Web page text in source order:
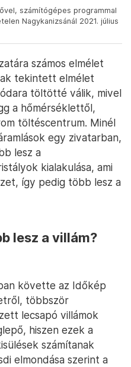
számítógépes programmal
Nagykanizsánál 2021. július
számos elmélet
tekintett elmélet
töltötté válik, mivel
a hőmérséklettől,
töltéscentrum. Minél
egy zivatarban,
lesz a
kialakulása, ami
így pedig több lesz a
lesz a villám?
követte az Időkép
többször
lecsapó villámok
hiszen ezek a
számítanak
elmondása szerint a